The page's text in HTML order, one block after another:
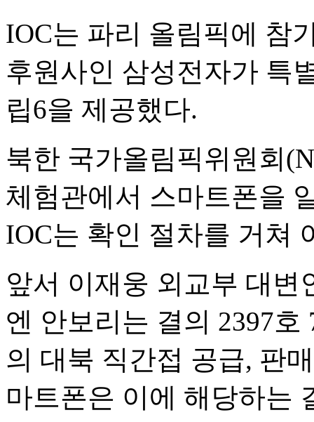
IOC는 파리 올림픽에 참
후원사인 삼성전자가 특
립6을 제공했다.
북한 국가올림픽위원회
체험관에서 스마트폰을
IOC는 확인 절차를 거쳐
앞서 이재웅 외교부 대
엔 안보리는 결의 2397
의 대북 직간접 공급, 판
마트폰은 이에 해당하는